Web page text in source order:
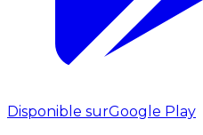
Disponible surGoogle Play